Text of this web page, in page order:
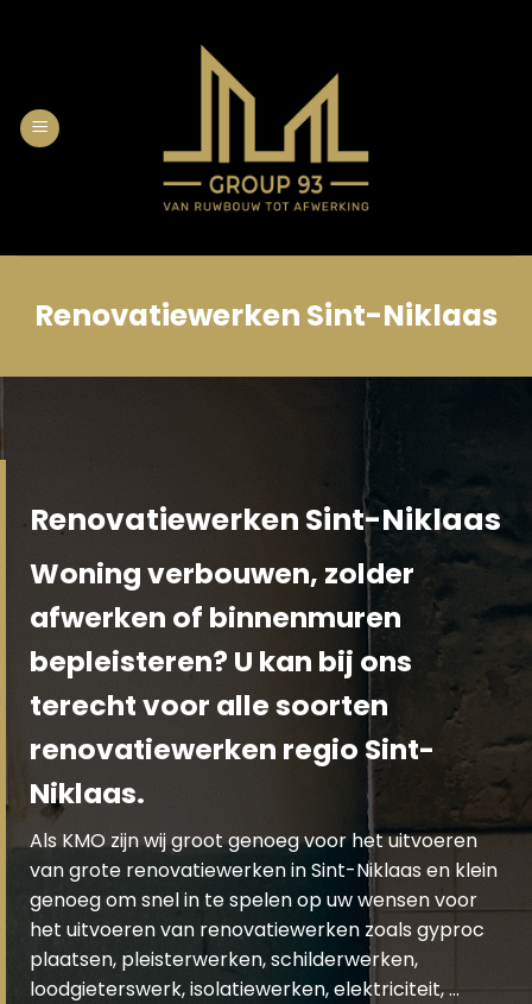
Renovatiewerken Sint-Niklaas
Renovatiewerken Sint-Niklaas
Woning verbouwen, zolder
afwerken of binnenmuren
bepleisteren? U kan bij ons
terecht voor alle soorten
renovatiewerken regio Sint-
Niklaas.
Als KMO zijn wij groot genoeg voor het uitvoeren
van grote renovatiewerken in Sint-Niklaas en klein
genoeg om snel in te spelen op uw wensen voor
het uitvoeren van renovatiewerken zoals gyproc
plaatsen, pleisterwerken, schilderwerken,
loodgieterswerk, isolatiewerken, elektriciteit, …